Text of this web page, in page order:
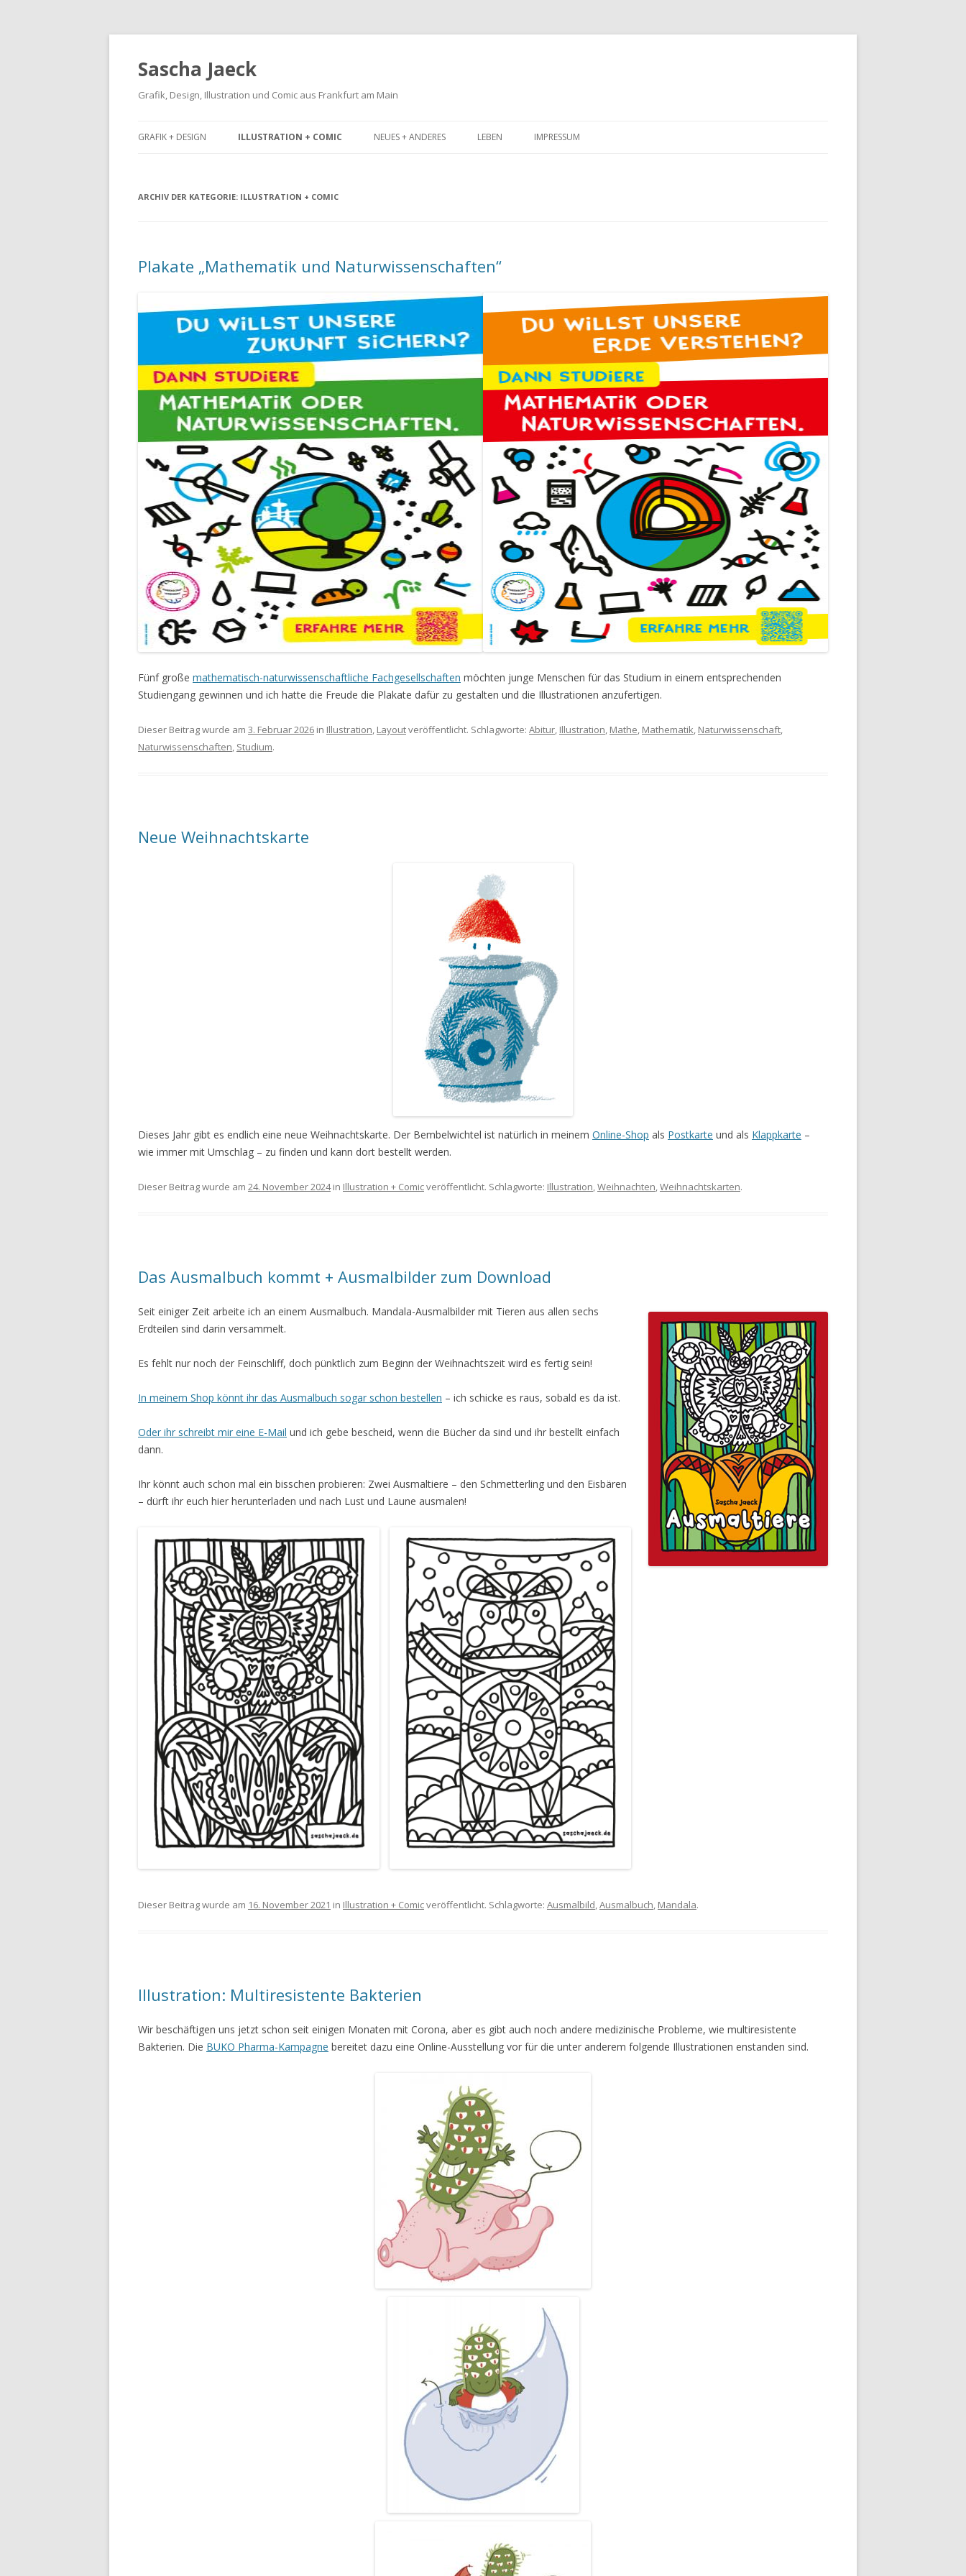
Sascha Jaeck
Grafik, Design, Illustration und Comic aus Frankfurt am Main
Inhalt
GRAFIK + DESIGN ILLUSTRATION + COMIC NEUES + ANDERES LEBEN IMPRESSUM
ARCHIV DER KATEGORIE: ILLUSTRATION + COMIC
Plakate „Mathematik und Naturwissenschaften“
Fünf große mathematisch-naturwissenschaftliche Fachgesellschaften möchten junge Menschen für das Studium in einem entsprechenden
Studiengang gewinnen und ich hatte die Freude die Plakate dafür zu gestalten und die Illustrationen anzufertigen.
Dieser Beitrag wurde am 3. Februar 2026 in Illustration, Layoutveröffentlicht. Schlagworte: Abitur, Illustration, Mathe, Mathematik, Naturwissenschaft,
Naturwissenschaften, Studium.
Neue Weihnachtskarte
Dieses Jahr gibt es endlich eine neue Weihnachtskarte. Der Bembelwichtel ist natürlich in meinem Online-Shop als Postkarte und als Klappkarte –
wie immer mit Umschlag – zu finden und kann dort bestellt werden.
Dieser Beitrag wurde am 24. November 2024in Illustration + Comicveröffentlicht. Schlagworte: Illustration,Weihnachten,Weihnachtskarten.
Das Ausmalbuch kommt + Ausmalbilder zum Download
Seit einiger Zeit arbeite ich an einem Ausmalbuch. Mandala-Ausmalbilder mit Tieren aus allen sechs
Erdteilen sind darin versammelt.
Es fehlt nur noch der Feinschliff, doch pünktlich zum Beginn der Weihnachtszeit wird es fertig sein!
In meinem Shop könnt ihr das Ausmalbuch sogar schon bestellen – ich schicke es raus, sobald es da ist.
Oder ihr schreibt mir eine E-Mail und ich gebe bescheid, wenn die Bücher da sind und ihr bestellt einfach
dann.
Ihr könnt auch schon mal ein bisschen probieren: Zwei Ausmaltiere – den Schmetterling und den Eisbären
– dürft ihr euch hier herunterladen und nach Lust und Laune ausmalen!
Dieser Beitrag wurde am 16. November 2021 in Illustration + Comicveröffentlicht. Schlagworte: Ausmalbild,Ausmalbuch, Mandala.
Illustration: Multiresistente Bakterien
Wir beschäftigen uns jetzt schon seit einigen Monaten mit Corona, aber es gibt auch noch andere medizinische Probleme, wie multiresistente
Bakterien. Die BUKO Pharma-Kampagne bereitet dazu eine Online-Ausstellung vor für die unter anderem folgende Illustrationen enstanden sind.